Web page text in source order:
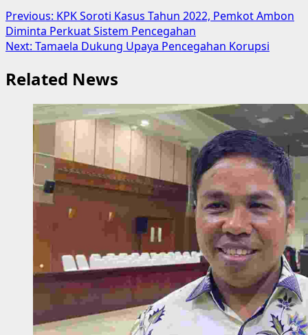
Post
navigation
Previous: KPK Soroti Kasus Tahun 2022, Pemkot Ambon
Diminta Perkuat Sistem Pencegahan
Next: Tamaela Dukung Upaya Pencegahan Korupsi
Related News